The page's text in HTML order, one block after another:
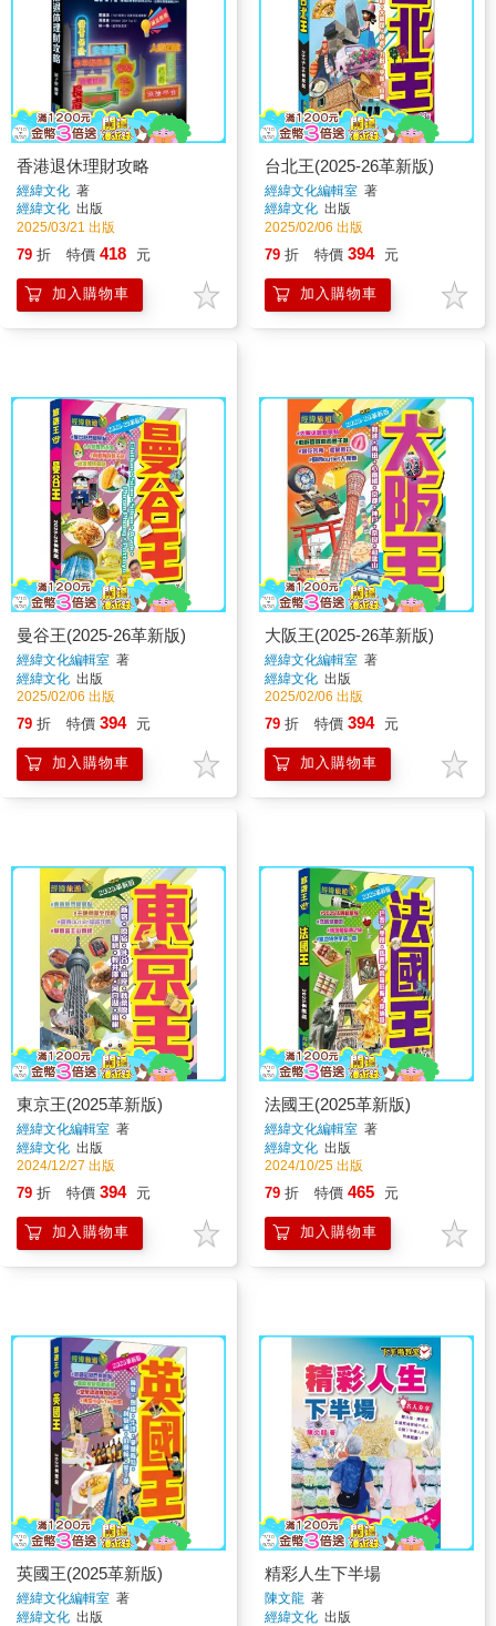
香港退休理財攻略
經緯文化 著
經緯文化 出版
2025/03/21 出版
79 折 特價 418 元
加入購物車
台北王(2025-26革新版)
經緯文化編輯室 著
經緯文化 出版
2025/02/06 出版
79 折 特價 394 元
加入購物車
曼谷王(2025-26革新版)
經緯文化編輯室 著
經緯文化 出版
2025/02/06 出版
79 折 特價 394 元
加入購物車
大阪王(2025-26革新版)
經緯文化編輯室 著
經緯文化 出版
2025/02/06 出版
79 折 特價 394 元
加入購物車
東京王(2025革新版)
經緯文化編輯室 著
經緯文化 出版
2024/12/27 出版
79 折 特價 394 元
加入購物車
法國王(2025革新版)
經緯文化編輯室 著
經緯文化 出版
2024/10/25 出版
79 折 特價 465 元
加入購物車
英國王(2025革新版)
經緯文化編輯室 著
經緯文化 出版
精彩人生下半場
陳文龍 著
經緯文化 出版